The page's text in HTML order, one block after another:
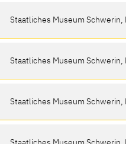
Staatliches Museum
Staatliches Museum
Staatliches Museum
Staatliches Museum